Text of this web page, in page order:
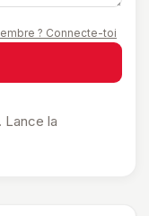
? Connecte-toi
Lance la